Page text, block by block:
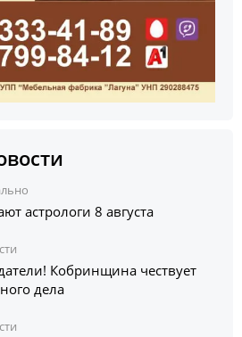
астрологи 8 августа
Кобринщина чествует
дела